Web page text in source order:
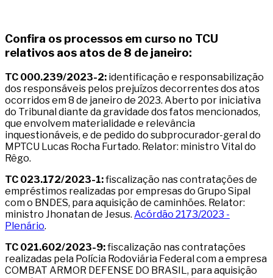
Confira os processos em curso no TCU
relativos aos atos de 8 de janeiro:
TC 000.239/2023-2: identificação e responsabilização
dos responsáveis pelos prejuízos decorrentes dos atos
ocorridos em 8 de janeiro de 2023. Aberto por iniciativa
do Tribunal diante da gravidade dos fatos mencionados,
que envolvem materialidade e relevância
inquestionáveis, e de pedido do subprocurador-geral do
MPTCU Lucas Rocha Furtado. Relator: ministro Vital do
Rêgo.
TC 023.172/2023-1:fiscalização nas contratações de
empréstimos realizadas por empresas do Grupo Sipal
com o BNDES, para aquisição de caminhões. Relator:
ministro Jhonatan de Jesus. Acórdão 2173/2023 -
Plenário.
TC 021.602/2023-9:fiscalização nas contratações
realizadas pela Polícia Rodoviária Federal com a empresa
COMBAT ARMOR DEFENSE DO BRASIL, para aquisição